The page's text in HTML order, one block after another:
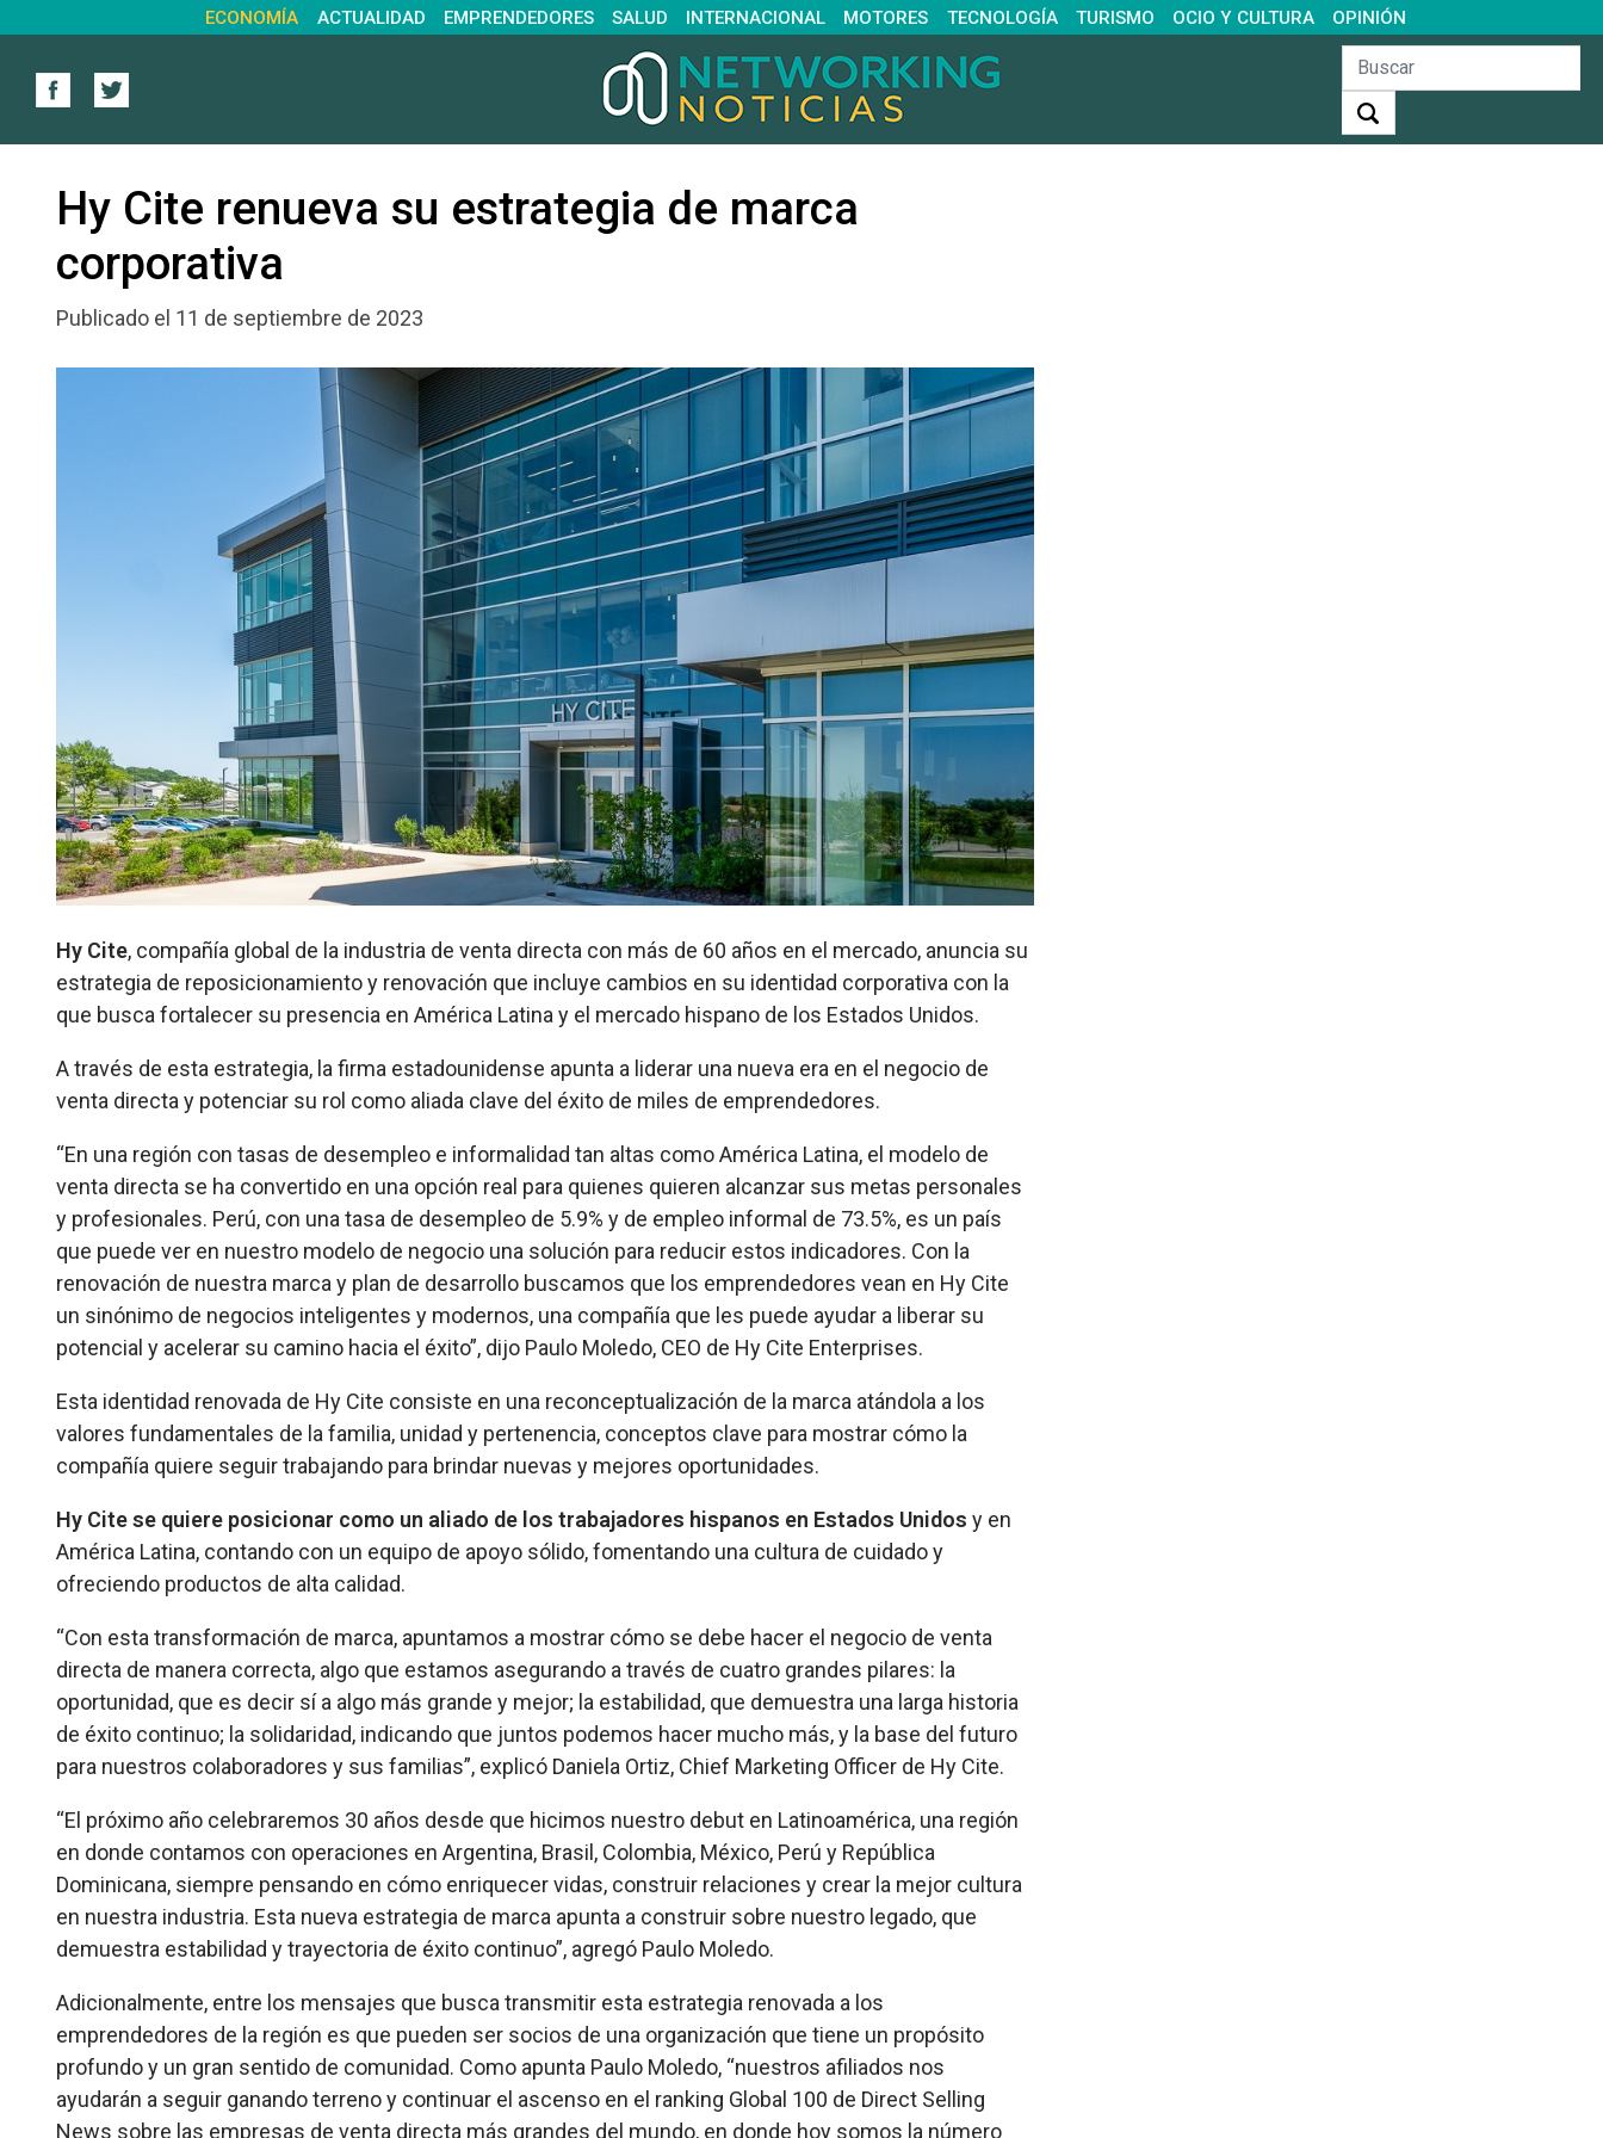
ECONOMÍA ACTUALIDAD EMPRENDEDORES SALUD INTERNACIONAL MOTORES TECNOLOGÍA TURISMO OCIO Y CULTURA OPINIÓN
Hy Cite renueva su estrategia de marca
corporativa
Publicado el 11 de septiembre de 2023
Hy Cite, compañía global de la industria de venta directa con más de 60 años en el mercado, anuncia su
estrategia de reposicionamiento y renovación que incluye cambios en su identidad corporativa con la
que busca fortalecer su presencia en América Latina y el mercado hispano de los Estados Unidos.
A través de esta estrategia, la firma estadounidense apunta a liderar una nueva era en el negocio de
venta directa y potenciar su rol como aliada clave del éxito de miles de emprendedores.
“En una región con tasas de desempleo e informalidad tan altas como América Latina, el modelo de
venta directa se ha convertido en una opción real para quienes quieren alcanzar sus metas personales
y profesionales. Perú, con una tasa de desempleo de 5.9% y de empleo informal de 73.5%, es un país
que puede ver en nuestro modelo de negocio una solución para reducir estos indicadores. Con la
renovación de nuestra marca y plan de desarrollo buscamos que los emprendedores vean en Hy Cite
un sinónimo de negocios inteligentes y modernos, una compañía que les puede ayudar a liberar su
potencial y acelerar su camino hacia el éxito”, dijo Paulo Moledo, CEO de Hy Cite Enterprises.
Esta identidad renovada de Hy Cite consiste en una reconceptualización de la marca atándola a los
valores fundamentales de la familia, unidad y pertenencia, conceptos clave para mostrar cómo la
compañía quiere seguir trabajando para brindar nuevas y mejores oportunidades.
Hy Cite se quiere posicionar como un aliado de los trabajadores hispanos en Estados Unidos y en
América Latina, contando con un equipo de apoyo sólido, fomentando una cultura de cuidado y
ofreciendo productos de alta calidad.
“Con esta transformación de marca, apuntamos a mostrar cómo se debe hacer el negocio de venta
directa de manera correcta, algo que estamos asegurando a través de cuatro grandes pilares: la
oportunidad, que es decir sí a algo más grande y mejor; la estabilidad, que demuestra una larga historia
de éxito continuo; la solidaridad, indicando que juntos podemos hacer mucho más,y la base del futuro
para nuestros colaboradores y sus familias”, explicó Daniela Ortiz, Chief Marketing Officer de Hy Cite.
“El próximo año celebraremos 30 años desde que hicimos nuestro debut en Latinoamérica, una región
en donde contamos con operaciones en Argentina, Brasil, Colombia, México, Perú y República
Dominicana, siempre pensando en cómo enriquecer vidas, construir relaciones y crear la mejor cultura
en nuestra industria. Esta nueva estrategia de marca apunta a construir sobre nuestro legado, que
demuestra estabilidad y trayectoria de éxito continuo”, agregó Paulo Moledo.
Adicionalmente, entre los mensajes que busca transmitir esta estrategia renovada a los
emprendedores de la región es que pueden ser socios de una organización que tiene un propósito
profundo y un gran sentido de comunidad. Como apunta Paulo Moledo, “nuestros afiliados nos
ayudarán a seguir ganando terreno y continuar el ascenso en el ranking Global 100 de Direct Selling
News sobre las empresas de venta directa más grandes del mundo, en donde hoy somos la número